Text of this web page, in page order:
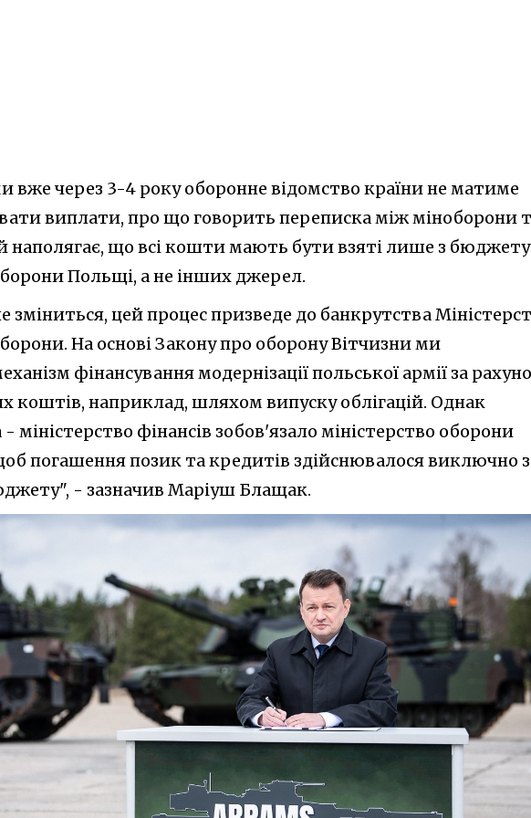
вже через 3-4 року оборонне відомство країни не матиме
виплати, про що говорить переписка між міноборони
наполягає, що всі кошти мають бути взяті лише з бюджету
Польщі, а не інших джерел.
зміниться, цей процес призведе до банкрутства
На основі Закону про оборону Вітчизни ми
фінансування модернізації польської армії за
коштів, наприклад, шляхом випуску облігацій. Однак
міністерство фінансів зобов'язало міністерство оборони
погашення позик та кредитів здійснювалося виключно з
- зазначив Маріуш Блащак.